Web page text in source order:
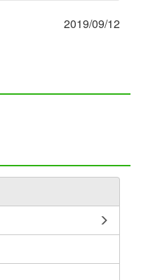
2019/09/12